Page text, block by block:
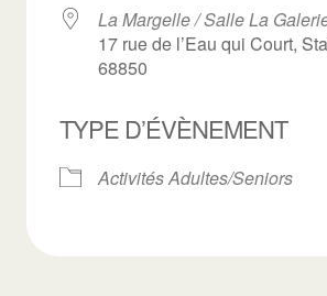
La Margelle / Salle La
17 rue de l’Eau qui Court,
68850
TYPE D’ÉVÈNEMENT
Activités Adultes/Seniors